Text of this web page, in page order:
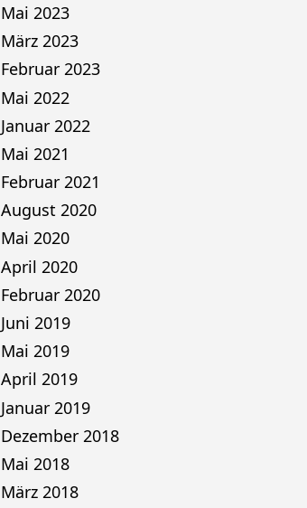
Mai 2023
März 2023
Februar 2023
Mai 2022
Januar 2022
Mai 2021
Februar 2021
August 2020
Mai 2020
April 2020
Februar 2020
Juni 2019
Mai 2019
April 2019
Januar 2019
Dezember 2018
Mai 2018
März 2018